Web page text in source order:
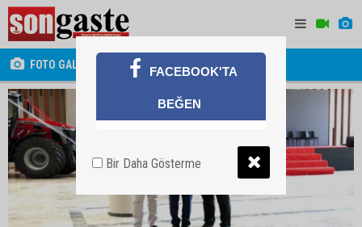
FOTO GALERİ FACEBOOK'TA
BEĞEN
Bir Daha Gösterme